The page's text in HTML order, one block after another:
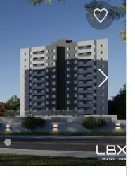
Next